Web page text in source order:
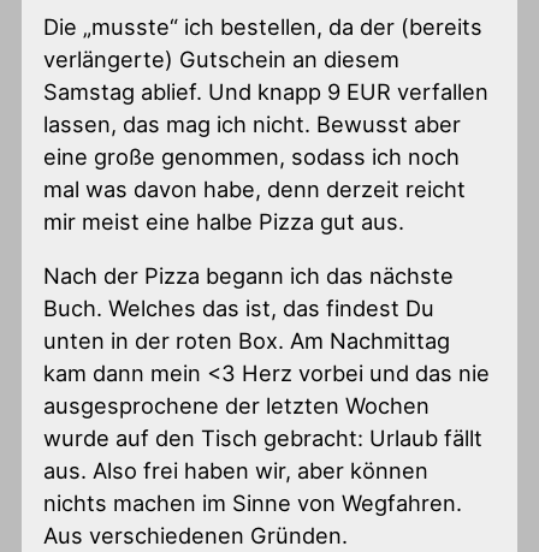
Die „musste“ ich bestellen, da der (bereits
verlängerte) Gutschein an diesem
Samstag ablief. Und knapp 9 EUR verfallen
lassen, das mag ich nicht. Bewusst aber
eine große genommen, sodass ich noch
mal was davon habe, denn derzeit reicht
mir meist eine halbe Pizza gut aus.
Nach der Pizza begann ich das nächste
Buch. Welches das ist, das findest Du
unten in der roten Box. Am Nachmittag
kam dann mein <3 Herz vorbei und das nie
ausgesprochene der letzten Wochen
wurde auf den Tisch gebracht: Urlaub fällt
aus. Also frei haben wir, aber können
nichts machen im Sinne von Wegfahren.
Aus verschiedenen Gründen.